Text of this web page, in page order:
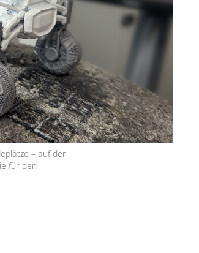
– auf der
für den